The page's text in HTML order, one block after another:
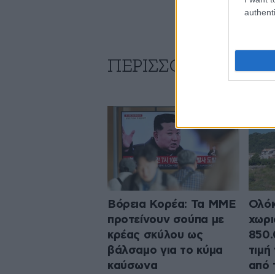
ΠΕΡΙΣΣΟΤΕΡΑ
Βόρεια Κορέα: Τα ΜΜΕ
προτείνουν σούπα με
κρέας σκύλου ως
βάλσαμο για το κύμα
καύσωνα
από